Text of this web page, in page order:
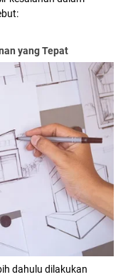
yang Tepat
dahulu dilakukan